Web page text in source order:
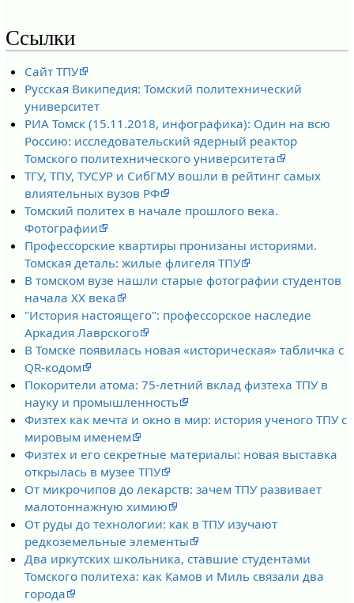
Ссылки
Сайт ТПУ
Русская Википедия: Томский политехнический
университет
РИА Томск (15.11.2018, инфографика): Один на всю
Россию: исследовательский ядерный реактор
Томского политехнического университета
ТГУ, ТПУ, ТУСУР и СибГМУ вошли в рейтинг самых
влиятельных вузов РФ
Томский политех в начале прошлого века.
Фотографии
Профессорские квартиры пронизаны историями.
Томская деталь: жилые флигеля ТПУ
В томском вузе нашли старые фотографии студентов
начала XX века
"История настоящего": профессорское наследие
Аркадия Лаврского
В Томске появилась новая «историческая» табличка с
QR-кодом
Покорители атома: 75-летний вклад физтеха ТПУ в
науку и промышленность
Физтех как мечта и окно в мир: история ученого ТПУ с
мировым именем
Физтех и его секретные материалы: новая выставка
открылась в музее ТПУ
От микрочипов до лекарств: зачем ТПУ развивает
малотоннажную химию
От руды до технологии: как в ТПУ изучают
редкоземельные элементы
Два иркутских школьника, ставшие студентами
Томского политеха: как Камов и Миль связали два
города